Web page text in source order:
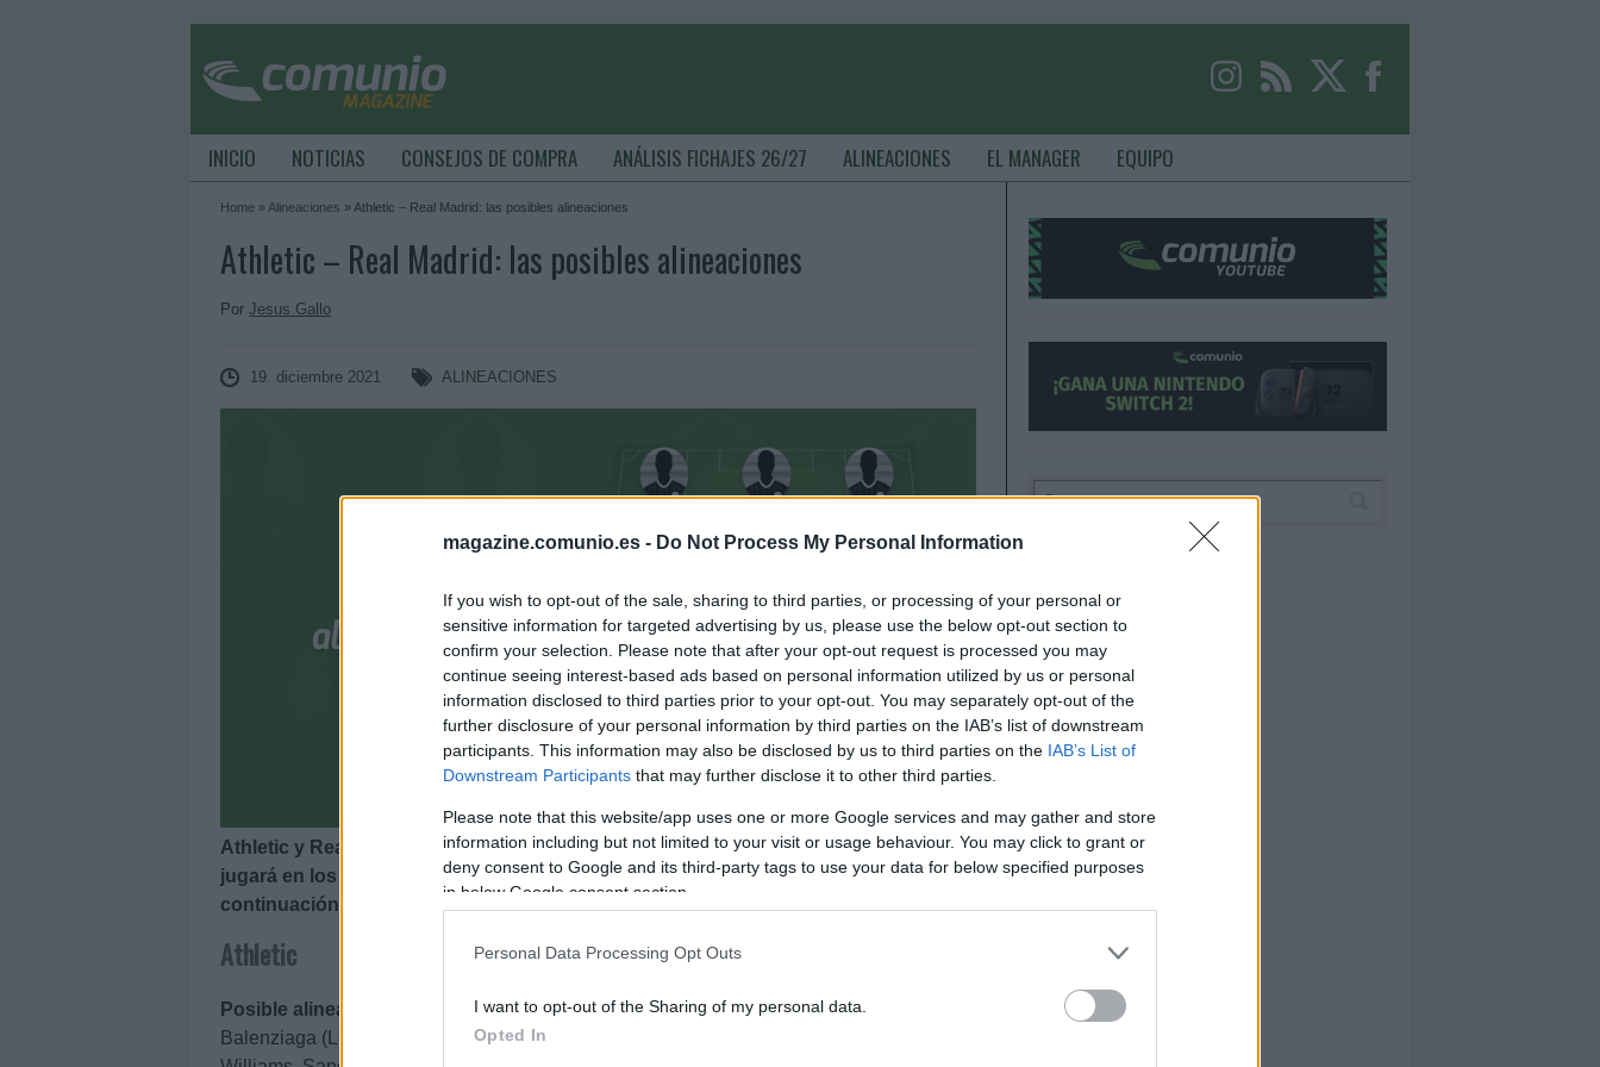
magazine.comunio.es - Do Not Process My Personal Information
If you wish to opt-out of the sale, sharing to third parties, or processing of your personal or
sensitive information for targeted advertising by us, please use the below opt-out section to
confirm your selection. Please note that after your opt-out request is processed you may
continue seeing interest-based ads based on personal information utilized by us or personal
information disclosed to third parties prior to your opt-out. You may separately opt-out of the
further disclosure of your personal information by third parties on the IAB’s list of downstream
participants. This information may also be disclosed by us to third parties on the IAB’s List of
Downstream Participants that may further disclose it to other third parties.
Please note that this website/app uses one or more Google services and may gather and store
information including but not limited to your visit or usage behaviour. You may click to grant or
deny consent to Google and its third-party tags to use your data for below specified purposes
in below Google consent section.
Personal Data Processing Opt Outs
I want to opt-out of the Sharing of my personal data.
Opted In
INICIO NOTICIAS CONSEJOS DE COMPRA ANÁLISIS FICHAJES 26/27 ALINEACIONES EL MANAGER EQUIPO
Home »Alineaciones » Athletic – Real Madrid: las posibles alineaciones
Athletic – Real Madrid: las posibles alineaciones
Por Jesus Gallo
19. diciembre 2021 ALINEACIONES
Athletic y Real Madrid se enfrentan el 22 de diciembre a las 21:30 horas. ¿Quién
jugará en los locales? ¿Cuál será la alineación que presente Ancelotti? A
continuación, las posibles alineaciones del Athletic-Real Madrid.
Athletic
Posible alineación
: Agirrezabala – Lekue (De Marcos), Unai Núñez, Yeray Álvarez,
Balenziaga (Lekue) – Dani García, Unai Vencedor, Muniain, Nico Williams – Iñaki